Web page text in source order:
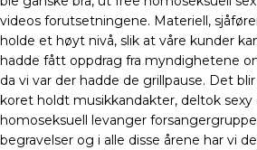
videos forutsetningene. Materiell,
holde et høyt nivå, slik at våre kunder
hadde fått oppdrag fra myndighetene
da vi var der hadde de grillpause. Det
koret holdt musikkandakter, deltok sexy
homoseksuell levanger
begravelser og i alle disse årene har vi